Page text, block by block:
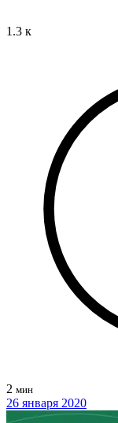
1.3 к
2 мин
26 января 2020